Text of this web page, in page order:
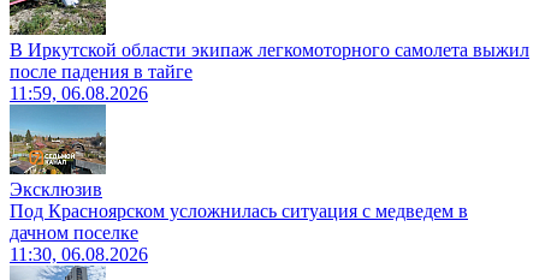
В Иркутской области экипаж легкомоторного самолета выжил
после падения в тайге
11:59, 06.08.2026
Эксклюзив
Под Красноярском усложнилась ситуация с медведем в
дачном поселке
11:30, 06.08.2026